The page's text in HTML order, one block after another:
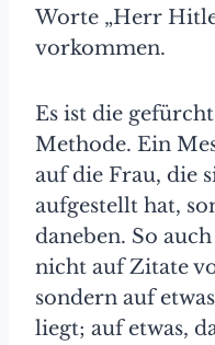
Worte „Herr
vorkommen.
Es ist die
Methode. Ein
auf die Frau, die
aufgestellt hat,
daneben. So
nicht auf Zitate
sondern auf
liegt; auf etwas,